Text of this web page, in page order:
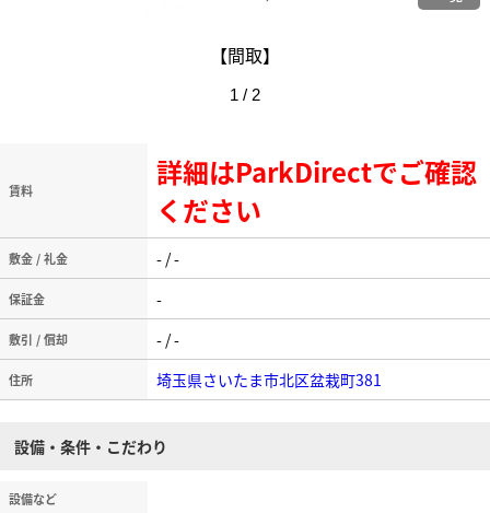
【間取】
1 / 2
賃料
詳細はParkDirectでご確認
ください
敷金 / 礼金 - / -
保証金 -
敷引 / 償却 - / -
住所 埼玉県さいたま市北区盆栽町381
設備・条件・こだわり
設備など